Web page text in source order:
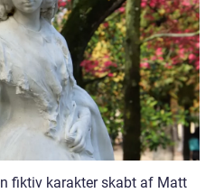
fiktiv karakter skabt af Matt